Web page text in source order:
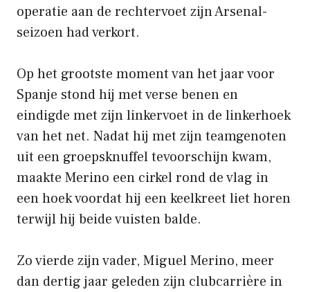
operatie aan de rechtervoet zijn Arsenal-
seizoen had verkort.
Op het grootste moment van het jaar voor
Spanje stond hij met verse benen en
eindigde met zijn linkervoet in de linkerhoek
van het net. Nadat hij met zijn teamgenoten
uit een groepsknuffel tevoorschijn kwam,
maakte Merino een cirkel rond de vlag in
een hoek voordat hij een keelkreet liet horen
terwijl hij beide vuisten balde.
Zo vierde zijn vader, Miguel Merino, meer
dan dertig jaar geleden zijn clubcarrière in